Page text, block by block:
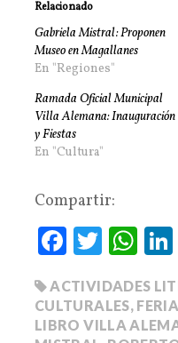
Relacionado
Gabriela Mistral: Proponen
Museo en Magallanes
En "Regiones"
Ramada Oficial Municipal
Villa Alemana: Inauguración
y Fiestas
En "Cultura"
Compartir:
Fa
bo
ok
T
tte
r
W
ts
A
ACTIVIDADES
CULTURALES,
LIBRO VILLA